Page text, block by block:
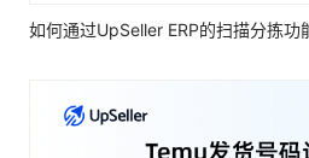
如何通过UpSeller ERP的扫描分拣功